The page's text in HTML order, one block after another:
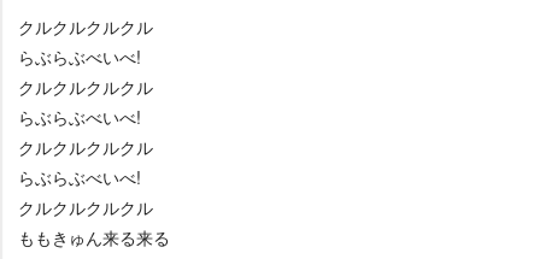
クルクルクルクル
らぶらぶべいべ!
クルクルクルクル
らぶらぶべいべ!
クルクルクルクル
らぶらぶべいべ!
クルクルクルクル
ももきゅん来る来る